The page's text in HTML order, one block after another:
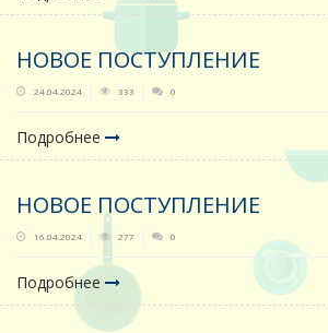
НОВОЕ ПОСТУПЛЕНИЕ
24.04.2024 333 0
Подробнее
НОВОЕ ПОСТУПЛЕНИЕ
16.04.2024 277 0
Подробнее